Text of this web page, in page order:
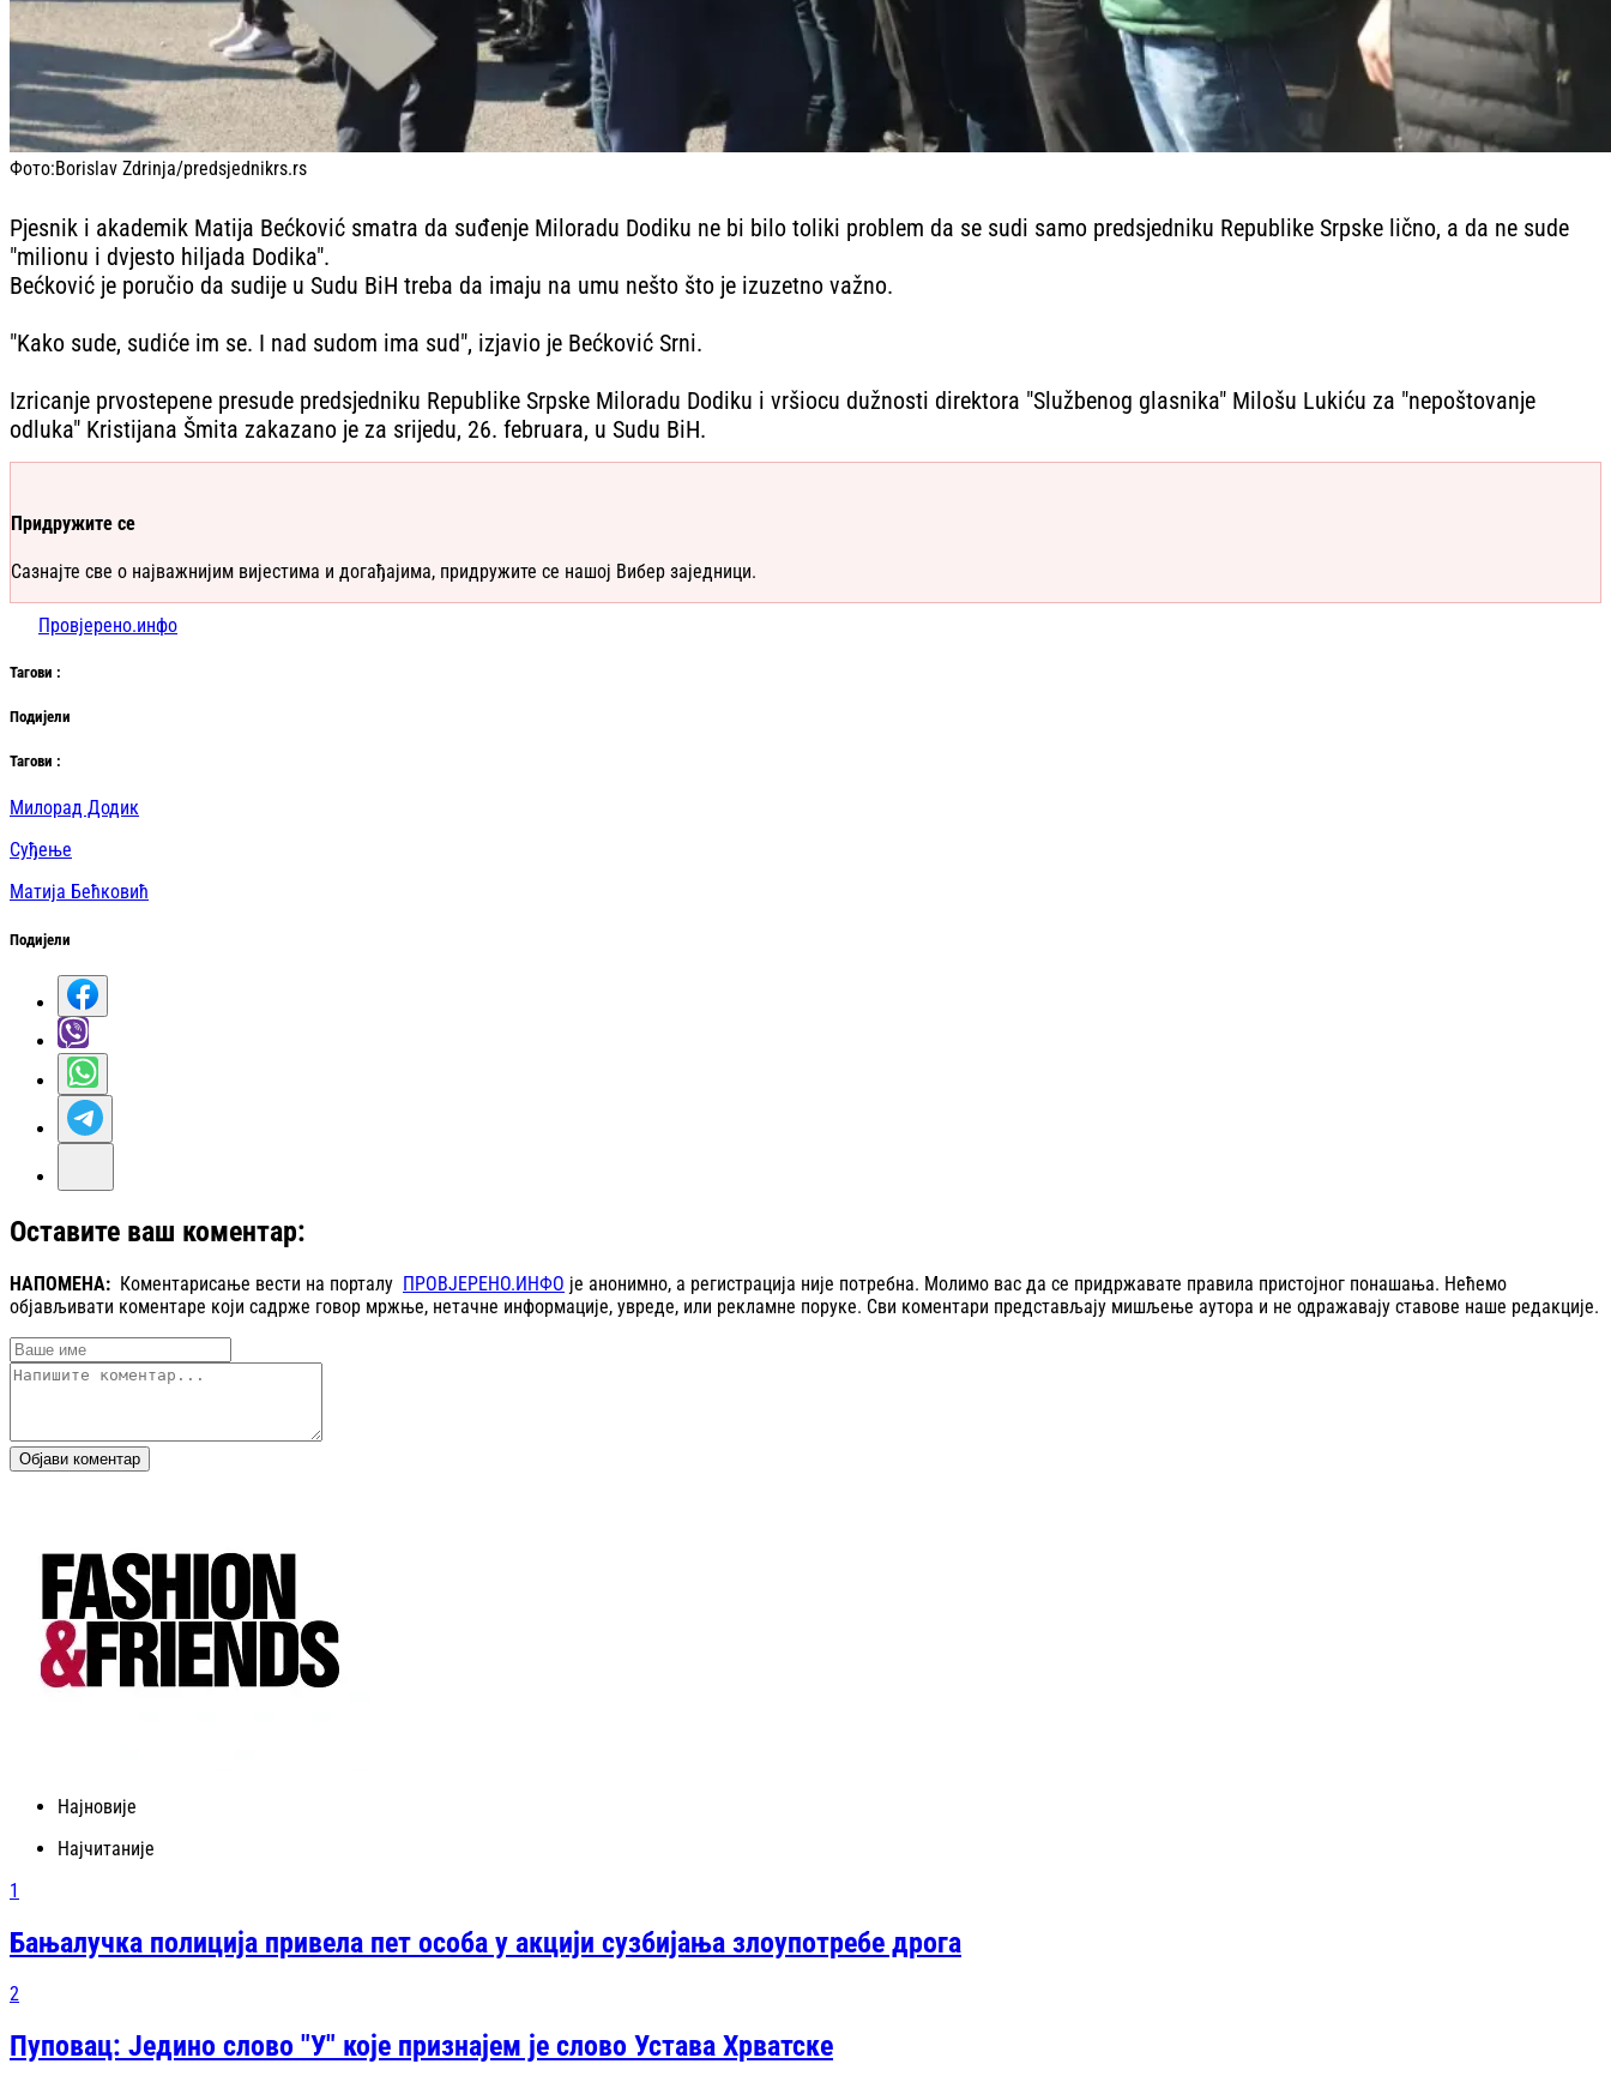
Фото:Borislav Zdrinja/predsjednikrs.rs
Pjesnik i akademik Matija Bećković smatra da suđenje Miloradu Dodiku ne bi bilo toliki problem da se sudi samo predsjedniku Republike Srpske lično, a da ne sude
"milionu i dvjesto hiljada Dodika".
Bećković je poručio da sudije u Sudu BiH treba da imaju na umu nešto što je izuzetno važno.
"Kako sude, sudiće im se. I nad sudom ima sud", izjavio je Bećković Srni.
Izricanje prvostepene presude predsjedniku Republike Srpske Miloradu Dodiku i vršiocu dužnosti direktora "Službenog glasnika" Milošu Lukiću za "nepoštovanje
odluka" Kristijana Šmita zakazano je za srijedu, 26. februara, u Sudu BiH.
Придружите се
Сазнајте све о најважнијим вијестима и догађајима, придружите се нашој Вибер заједници.
Провјерено.инфо
Тагови :
Подијели
Тагови :
Милорад Додик
Суђење
Матија Бећковић
Подијели
Оставите ваш коментар:
НАПОМЕНА: Коментарисање вести на порталу ПРОВЈЕРЕНО.ИНФО је анонимно, а регистрација није потребна. Молимо вас да се придржавате правила пристојног понашања. Нећемо
објављивати коментаре који садрже говор мржње, нетачне информације, увреде, или рекламне поруке. Сви коментари представљају мишљење аутора и не одражавају ставове наше редакције.
Објави коментар
Најновије
Најчитаније
1
Бањалучка полиција привела пет особа у акцији сузбијања злоупотребе дрога
2
Пуповац: Једино слово "У" које признајем је слово Устава Хрватске